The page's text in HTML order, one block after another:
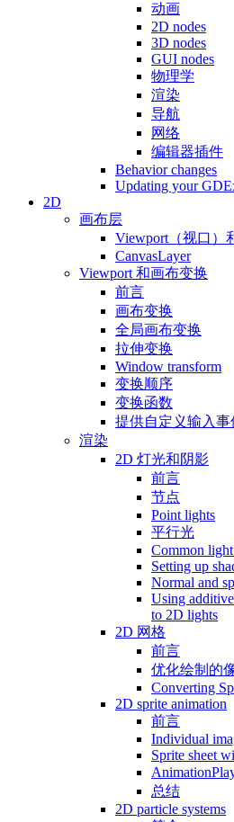
动画
2D nodes
3D nodes
GUI nodes
物理学
渲染
导航
网络
编辑器插件
Behavior changes
Updating your
2D
画布层
Viewport（视口）
CanvasLayer
Viewport 和画布变换
前言
画布变换
全局画布变换
拉伸变换
Window transform
变换顺序
变换函数
提供自定义输入事
渲染
2D 灯光和阴影
前言
节点
Point lights
平行光
Common
Setting up
Normal and
Using
to 2D lights
2D 网格
前言
优化绘制的
Converting
2D sprite animation
前言
Individual
Sprite sheet
总结
2D particle systems